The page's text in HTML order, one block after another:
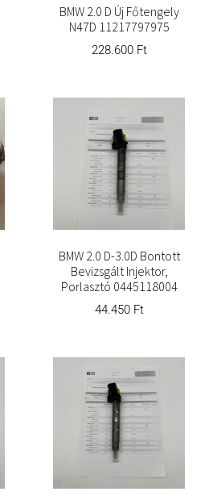
BMW 2.0 D Új Főtengely
N47D 11217797975
228.600 Ft
BMW 2.0 D-3.0D Bontott
Bevizsgált Injektor,
Porlasztó 0445118004
44.450 Ft